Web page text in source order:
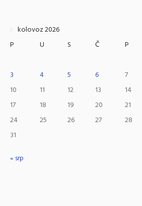
kolovoz 2026
P
U S Č P
3
4 5 6 7
10
11 12 13 14
17
18 19 20 21
24
25 26 27 28
31
« srp